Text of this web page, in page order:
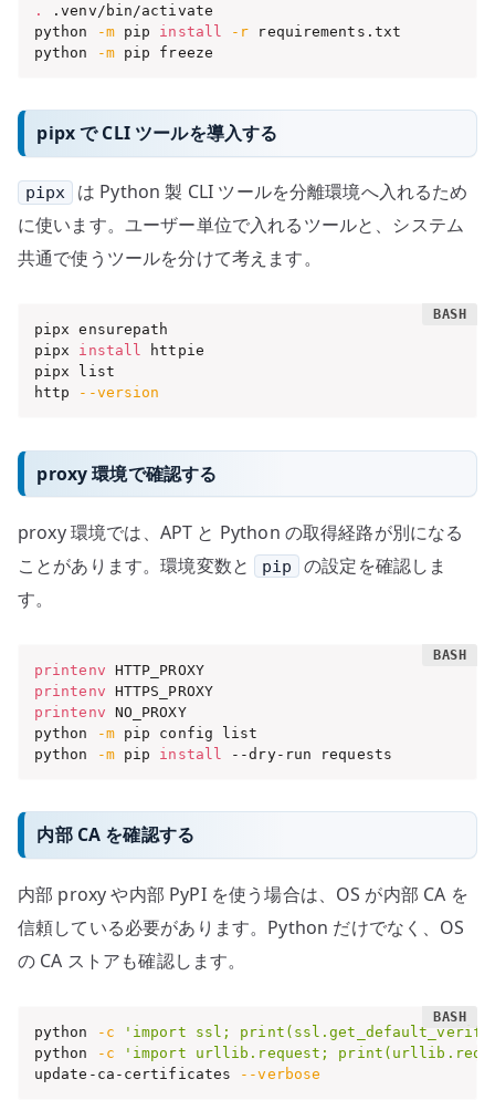
.
.venv/bin/activate
python
-m pip install -r requirements.txt
python
-m pip freeze
pipx で CLI ツールを導入する
pipx
は Python 製 CLI ツールを分離環境へ入れるため
に使います。ユーザー単位で入れるツールと、システム
共通で使うツールを分けて考えます。
pipx ensurepath
pipx install httpie
pipx list
http
--version
proxy 環境で確認する
proxy 環境では、APT と Python の取得経路が別になる
ことがあります。環境変数と
pip
の設定を確認しま
す。
printenv
HTTP_PROXY
printenv
HTTPS_PROXY
printenv NO_PROXY
python
-m pip config list
python
-m pip install --dry-run requests
内部 CA を確認する
内部 proxy や内部 PyPI を使う場合は、OS が内部 CA を
信頼している必要があります。Python だけでなく、OS
の CA ストアも確認します。
python -c
'import ssl;
python
-c
'import urllib.request;
update-ca-certificates
--verbose